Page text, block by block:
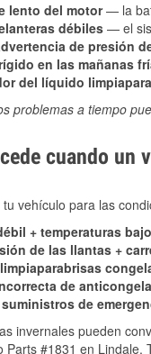
lento del motor— la
débiles— el
de presión
en las mañanas
del líquido
problemas a tiempo
cuando un
vehículo para las
+ temperaturas
de las llantas +
de
de
invernales pueden
Parts #1831 en